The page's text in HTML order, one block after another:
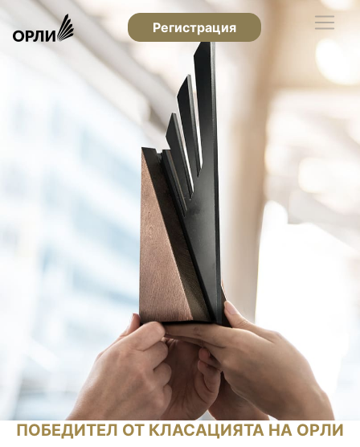
Регистрация
ПОБЕДИТЕЛ ОТ КЛАСАЦИЯТА НА ОРЛИ